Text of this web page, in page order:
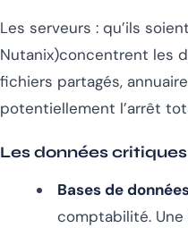
Les serveurs : qu’ils
Nutanix)concentrent les
fichiers partagés,
potentiellement l’arrêt
Les données
Bases de
comptabilité.